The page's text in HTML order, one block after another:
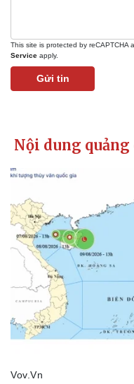
This site is protected by reCAPTCHA
Service apply.
Gửi tin